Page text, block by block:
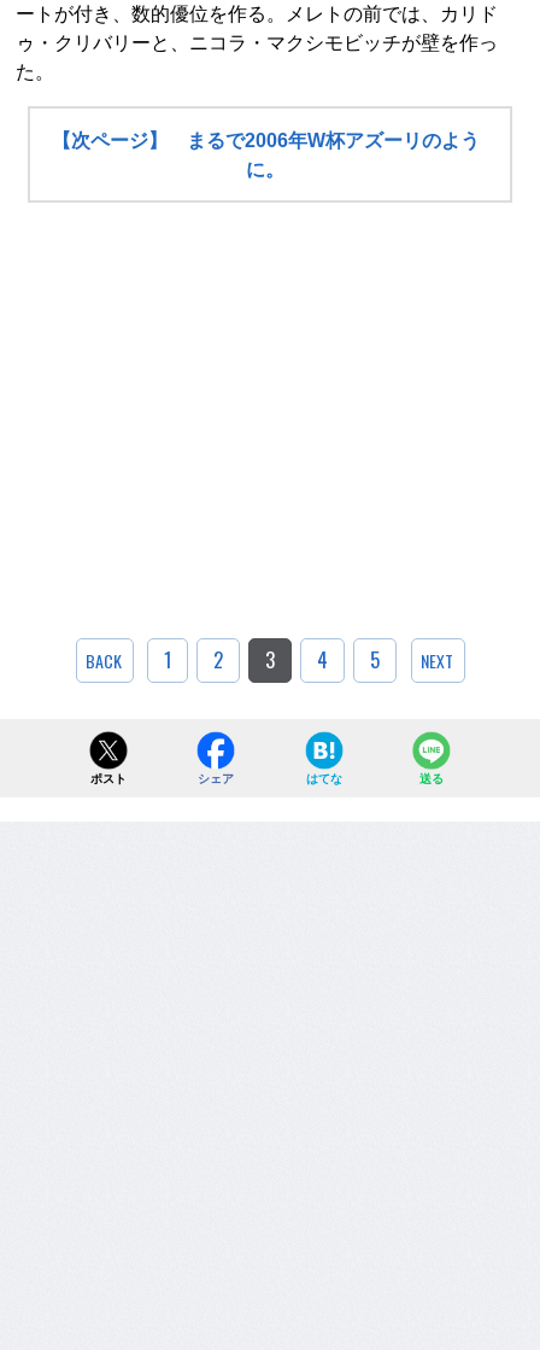
ートが付き、数的優位を作る。メレトの前では、カリド
ゥ・クリバリーと、ニコラ・マクシモビッチが壁を作っ
た。
【次ページ】 まるで2006年W杯アズーリのよう
に。
BACK 1 2 3 4 5 NEXT
ポスト シェア はてな 送る